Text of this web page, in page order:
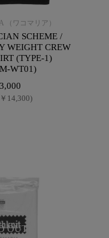
（ワコマリア）
SCHEME /
WEIGHT CREW
(TYPE-1)
WT01)
14,300)
OUT